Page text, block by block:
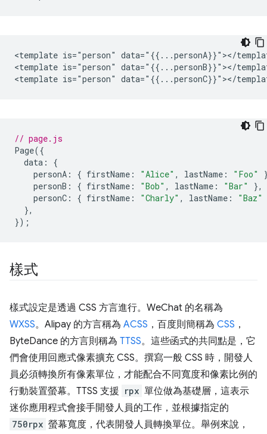
<template is="person" data="{{...personA}}"></
<template is="person" data="{{...personB}}"></
// page.js
Page({
data :
{
personA : { firstName : "Alice" , lastName : "Foo"
personB : { firstName : "Bob" , lastName : "Bar"
},
personC : { firstName : "Charly" , lastName :
"Baz"
},
});
樣式
樣式設定是透過 CSS 方言進行。WeChat 的名稱為
WXSS。Alipay 的方言稱為 ACSS ，百度則簡稱為 CSS ，
ByteDance 的方言則稱為 TTSS。這些函式的共同點是，它
們會使用回應式像素擴充 CSS。撰寫一般 CSS 時，開發人
員必須轉換所有像素單位，才能配合不同寬度和像素比例的
行動裝置螢幕。TTSS 支援 rpx 單位做為基礎層，這表示
迷你應用程式會接手開發人員的工作，並根據指定的
750rpx 螢幕寬度，代表開發人員轉換單位。舉例來說，